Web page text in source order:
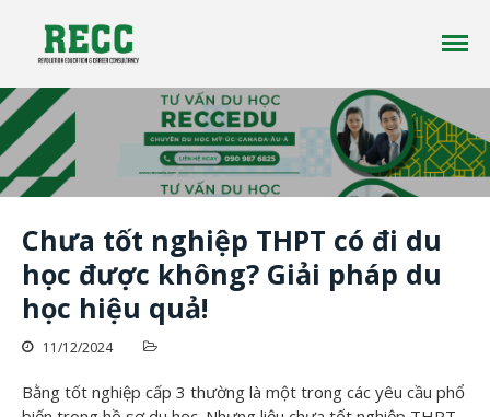
Trang chủ
Liên Hệ
Tư vấn Du Học - Reccedu | Du học
Úc, Mỹ, Canada, New Zealand uy
tín tại Việt Nam
Công ty tư vấn du học RECC EDUCATION là một
kinh nghiệm trong lĩnh vực du học ở nhiều
quốc gia trên thế giới
Chưa tốt nghiệp THPT có đi du
học được không? Giải pháp du
học hiệu quả!
11/12/2024
Bằng tốt nghiệp cấp 3 thường là một trong các yêu cầu phổ